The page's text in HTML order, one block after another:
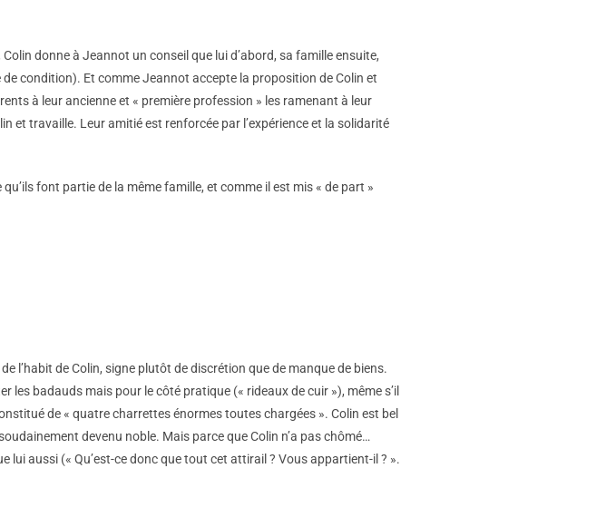
donne à Jeannot un conseil que lui d’abord, sa famille ensuite,
condition). Et comme Jeannot accepte la proposition de Colin et
à leur ancienne et « première profession » les ramenant à leur
et travaille. Leur amitié est renforcée par l’expérience et la solidarité
font partie de la même famille, et comme il est mis « de part »
l’habit de Colin, signe plutôt de discrétion que de manque de biens.
les badauds mais pour le côté pratique (« rideaux de cuir »), même s’il
de « quatre charrettes énormes toutes chargées ». Colin est bel
devenu noble. Mais parce que Colin n’a pas chômé…
lui aussi (« Qu’est-ce donc que tout cet attirail ? Vous appartient-il ? ».